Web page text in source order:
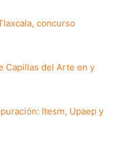
concurso
Capillas del Arte en y
Itesm, Upaep y